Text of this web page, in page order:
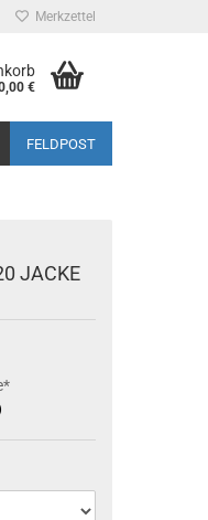
Merkzettel
€
FELDPOST
JACKE